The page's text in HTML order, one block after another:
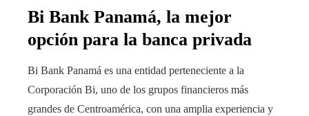
Bi Bank Panamá, la mejor
opción para la banca privada
Bi Bank Panamá es una entidad perteneciente a la
Corporación Bi, uno de los grupos financieros más
grandes de Centroamérica, con una amplia experiencia y